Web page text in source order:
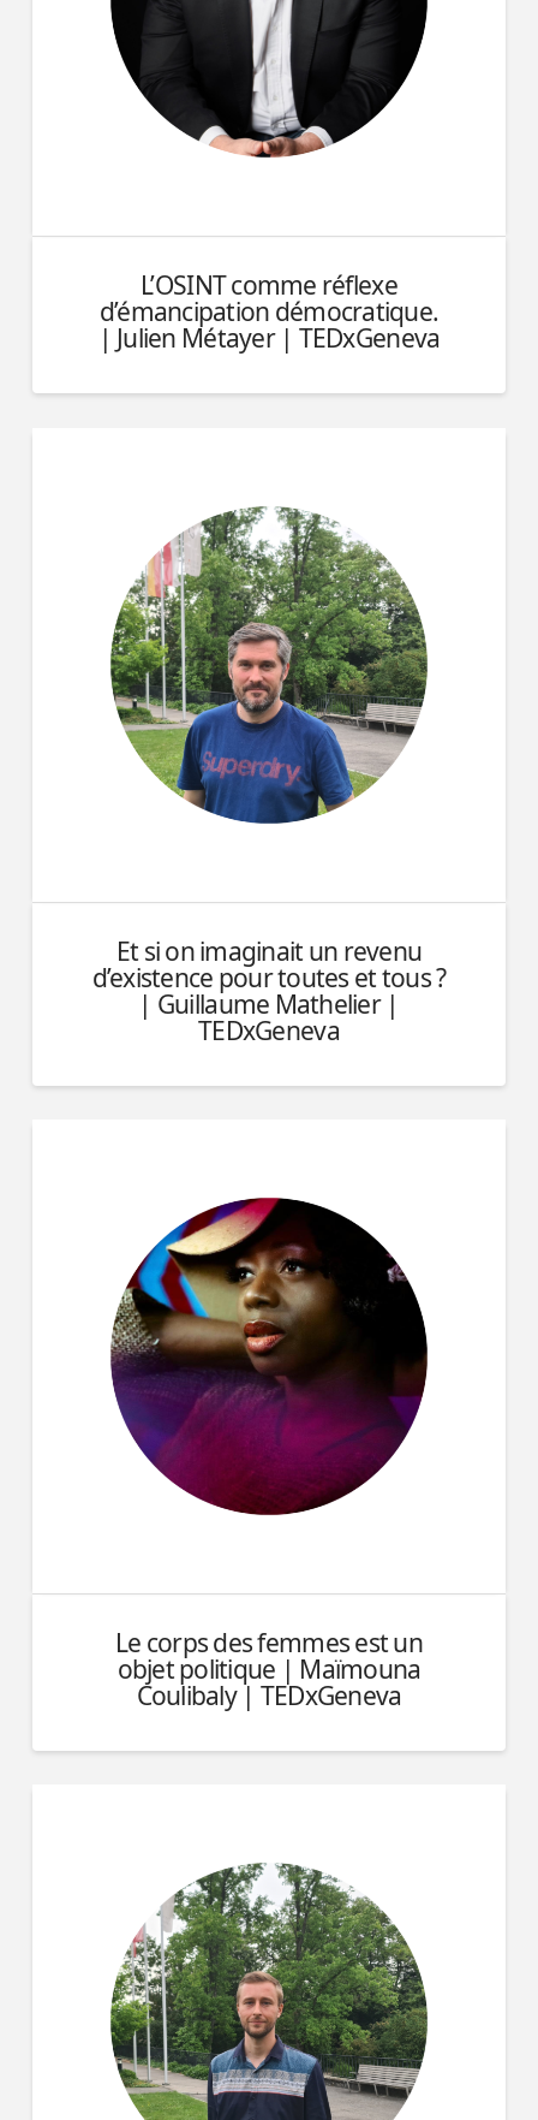
L’OSINT comme réflexe
d’émancipation démocratique.
| Julien Métayer | TEDxGeneva
Et si on imaginait un revenu
d’existence pour toutes et tous ?
| Guillaume Mathelier |
TEDxGeneva
Le corps des femmes est un
objet politique | Maïmouna
Coulibaly | TEDxGeneva